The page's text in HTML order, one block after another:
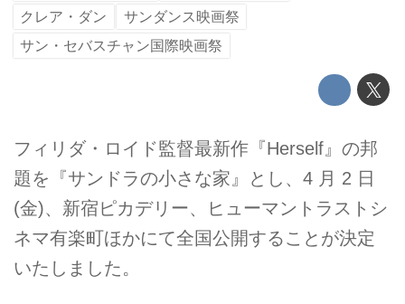
クレア・ダン
サンダンス映画祭
サン・セバスチャン国際映画祭
フィリダ・ロイド監督最新作『Herself』の邦
題を『サンドラの小さな家』とし、4 月 2 日
(金)、新宿ピカデリー、ヒューマントラストシ
ネマ有楽町ほかにて全国公開することが決定
いたしました。